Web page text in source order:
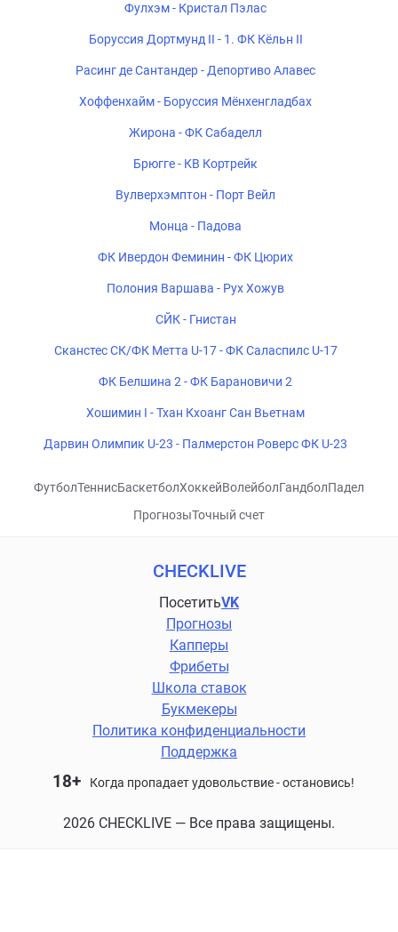
Фулхэм - Кристал Пэлас
Боруссия Дортмунд II - 1. ФК Кёльн II
Расинг де Сантандер - Депортиво Алавес
Хоффенхайм - Боруссия Мёнхенгладбах
Жирона - ФК Сабаделл
Брюгге - КВ Кортрейк
Вулверхэмптон - Порт Вейл
Монца - Падова
ФК Ивердон Феминин - ФК Цюрих
Полония Варшава - Рух Хожув
СЙК - Гнистан
Сканстес СК/ФК Метта U-17 - ФК Саласпилс U-17
ФК Белшина 2 - ФК Барановичи 2
Хошимин I - Тхан Кхоанг Сан Вьетнам
Дарвин Олимпик U-23 - Палмерстон Роверс ФК U-23
ФутболТеннисБаскетболХоккейВолейболГандболПадел
ПрогнозыТочный счет
CHECKLIVE
ПосетитьVK
Прогнозы
Капперы
Фрибеты
Школа ставок
Букмекеры
Политика конфиденциальности
Поддержка
18+ Когда пропадает удовольствие - остановись!
2026 CHECKLIVE — Все права защищены.